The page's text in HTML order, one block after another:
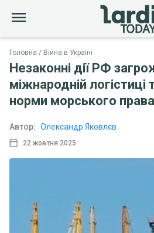
Головна Війна в Україні
Незаконні дії РФ
міжнародній
норми морського права
22 жовтня 2025
Автор: Олександр Яковлєв